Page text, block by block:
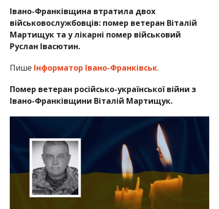
Івано-Франківщина втратила двох
військовослужбовців: помер ветеран Віталій
Мартищук та у лікарні помер військовий
Руслан Івасютин.
Пише Інформатор Івано-Франківськ.
Помер ветеран російсько-української війни з
Івано-Франківщини Віталій Мартищук.